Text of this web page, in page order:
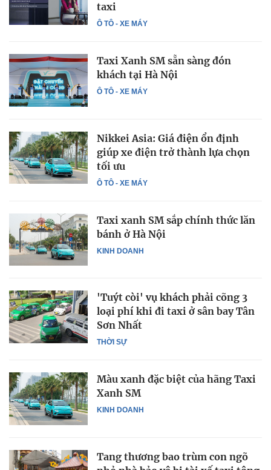
Ô TÔ - XE MÁY
taxi
Ô TÔ - XE MÁY
Taxi Xanh SM sẵn sàng đón
khách tại Hà Nội
Ô TÔ - XE MÁY
Nikkei Asia: Giá điện ổn định
giúp xe điện trở thành lựa chọn
tối ưu
KINH DOANH
Taxi xanh SM sắp chính thức lăn
bánh ở Hà Nội
THỜI SỰ
'Tuýt còi' vụ khách phải cõng 3
loại phí khi đi taxi ở sân bay Tân
Sơn Nhất
KINH DOANH
Màu xanh đặc biệt của hãng Taxi
Xanh SM
Tang thương bao trùm con ngõ